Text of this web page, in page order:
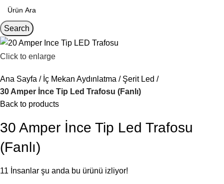
Search
Click to enlarge
Ana Sayfa İç Mekan Aydınlatma
Şerit Led
30 Amper İnce Tip Led Trafosu (Fanlı)
Back to products
30 Amper İnce Tip Led Trafosu
(Fanlı)
11 İnsanlar şu anda bu ürünü izliyor!